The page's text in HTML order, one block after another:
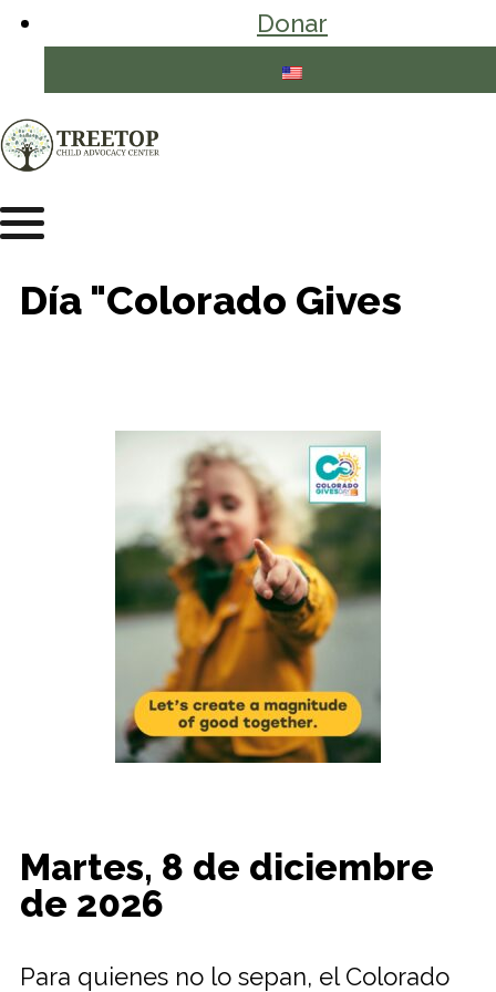
Donar
Día "Colorado Gives
Martes, 8 de diciembre
de 2026
Para quienes no lo sepan, el Colorado